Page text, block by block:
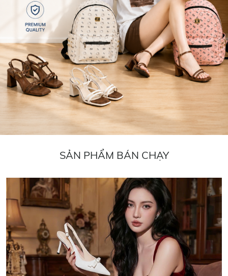
SẢN PHẨM BÁN CHẠY